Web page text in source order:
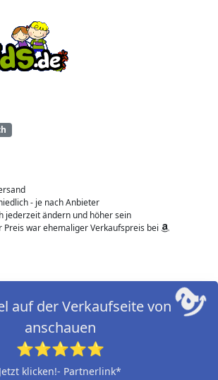
- je nach Anbieter
jederzeit ändern und höher sein
war ehemaliger Verkaufspreis bei
auf der Verkaufseite von
anschauen
⭐⭐⭐⭐⭐
Jetzt klicken!- Partnerlink*